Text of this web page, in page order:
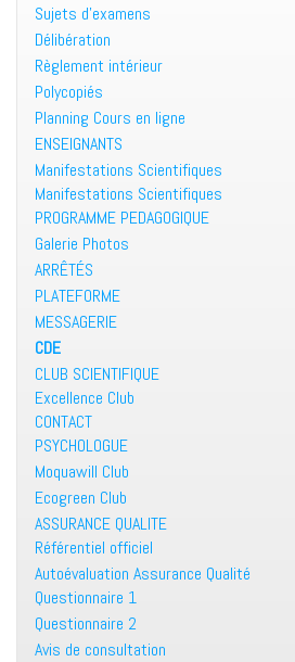
Sujets d’examens
Délibération
Règlement intérieur
Polycopiés
Planning Cours en ligne
ENSEIGNANTS
Manifestations Scientifiques
Manifestations Scientifiques
PROGRAMME PEDAGOGIQUE
Galerie Photos
ARRÊTÉS
PLATEFORME
MESSAGERIE
CDE
CLUB SCIENTIFIQUE
Excellence Club
CONTACT
PSYCHOLOGUE
Moquawill Club
Ecogreen Club
ASSURANCE QUALITE
Référentiel officiel
Autoévaluation Assurance Qualité
Questionnaire 1
Questionnaire 2
Avis de consultation